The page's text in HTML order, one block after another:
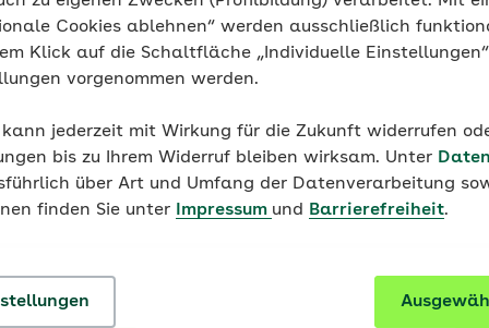
Cookies ablehnen“ werden ausschließlich
Klick auf die Schaltfläche „Individuelle
vorgenommen werden.
jederzeit mit Wirkung für die Zukunft widerrufen
bis zu Ihrem Widerruf bleiben wirksam. Unter
über Art und Umfang der Datenverarbeitung
finden Sie unter
Impressum und Barrierefreiheit.
So bleibt Ihr Herz lange gesund